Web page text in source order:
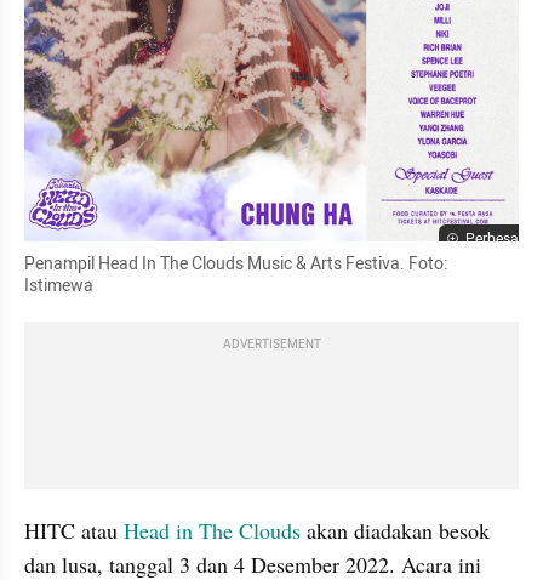
Perbesar
Penampil Head In The Clouds Music & Arts Festiva. Foto:
Istimewa
ADVERTISEMENT
HITC atau Head in The Clouds akan diadakan besok
dan lusa, tanggal 3 dan 4 Desember 2022. Acara ini